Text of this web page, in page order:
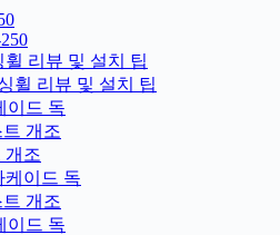
휠 리뷰 및 설치 팁
휠 리뷰 및 설치 팁
이드 독
개조
개조
케이드 독
개조
이드 독